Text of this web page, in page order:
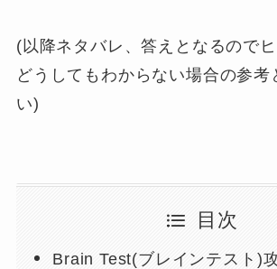
(以降ネタバレ、答えとなるので
どうしてもわからない場合の参考
い)
目次
Brain Test(ブレインテスト)